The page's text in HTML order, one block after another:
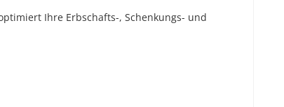
Ihre Erbschafts-, Schenkungs- und